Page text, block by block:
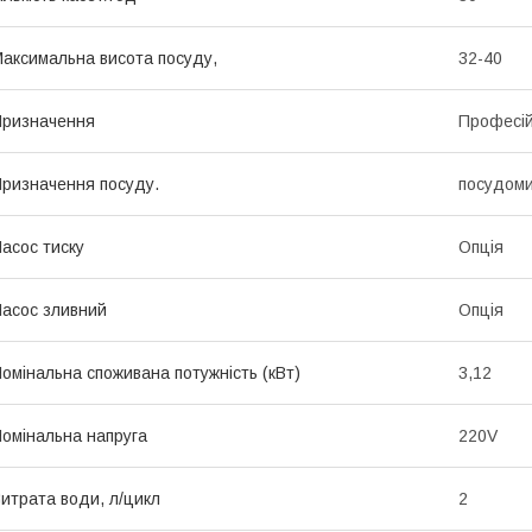
висота посуду, 32-40
посуду.
тиску Опція
зливний Опція
споживана потужність (кВт) 3,12
напруга 220V
води, л/цикл 2